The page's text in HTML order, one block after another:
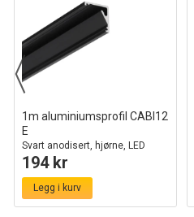
1m aluminiumsprofil CABI12
E
Svart anodisert, hjørne, LED
skinne
194 kr
Legg i kurv